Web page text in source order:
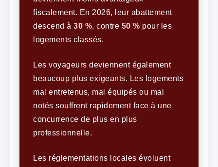
fiscalement. En 2026, leur abattement
descend à 30 %, contre 50 % pour les
logements classés.
Les voyageurs deviennent également
beaucoup plus exigeants. Les logements
mal entretenus, mal équipés ou mal
notés souffrent rapidement face à une
concurrence de plus en plus
professionnelle.
Les réglementations locales évoluent